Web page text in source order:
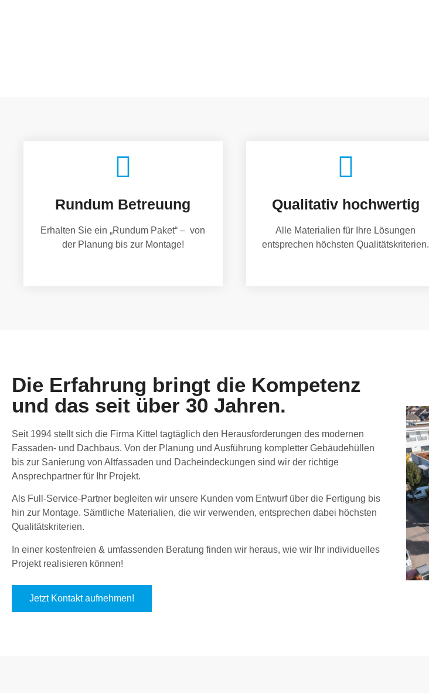
Rundum Betreuung
Erhalten Sie ein „Rundum Paket“ – von
der Planung bis zur Montage!
Qualitativ hochwertig
Alle Materialien für Ihre Lösungen
entsprechen höchsten Qualitätskriterien.
Die Erfahrung bringt die Kompetenz
und das seit über 30 Jahren.
Seit 1994 stellt sich die Firma Kittel tagtäglich den Herausforderungen des modernen
Fassaden- und Dachbaus. Von der Planung und Ausführung kompletter Gebäudehüllen
bis zur Sanierung von Altfassaden und Dacheindeckungen sind wir der richtige
Ansprechpartner für Ihr Projekt.
Als Full-Service-Partner begleiten wir unsere Kunden vom Entwurf über die Fertigung bis
hin zur Montage. Sämtliche Materialien, die wir verwenden, entsprechen dabei höchsten
Qualitätskriterien.
In einer kostenfreien & umfassenden Beratung finden wir heraus, wie wir Ihr individuelles
Projekt realisieren können!
Jetzt Kontakt aufnehmen!